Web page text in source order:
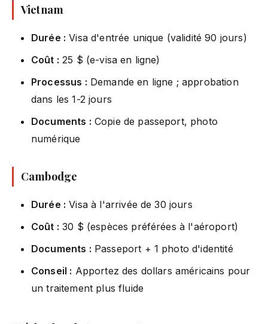
Vietnam
Durée : Visa d'entrée unique (validité 90 jours)
Coût : 25 $ (e-visa en ligne)
Processus : Demande en ligne ; approbation
dans les 1-2 jours
Documents : Copie de passeport, photo
numérique
Cambodge
Durée : Visa à l'arrivée de 30 jours
Coût : 30 $ (espèces préférées à l'aéroport)
Documents : Passeport + 1 photo d'identité
Conseil : Apportez des dollars américains pour
un traitement plus fluide